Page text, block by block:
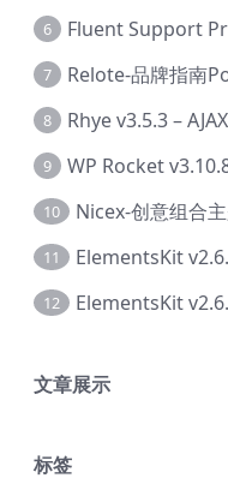
6
7 Relote-品牌指南
8
9
10 Nicex-创意组合主
11 ElementsKit
12 ElementsKit
文章展示
标签